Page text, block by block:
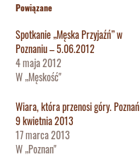
Powiązane
Spotkanie „Męska Przyjaźń” w
Poznaniu – 5.06.2012
4 maja 2012
W „Męskość"
Wiara, która przenosi góry. Poznań
9 kwietnia 2013
17 marca 2013
W „Poznan"